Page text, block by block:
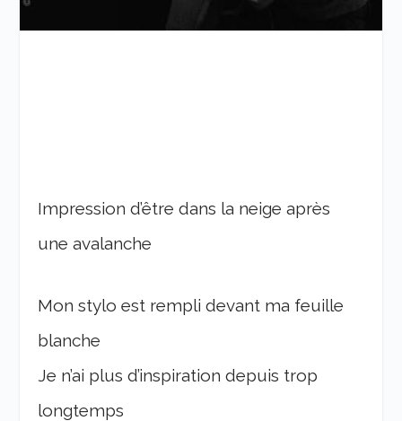
Impression d’être dans la neige après
une avalanche
Mon stylo est rempli devant ma feuille
blanche
Je n’ai plus d’inspiration depuis trop
longtemps